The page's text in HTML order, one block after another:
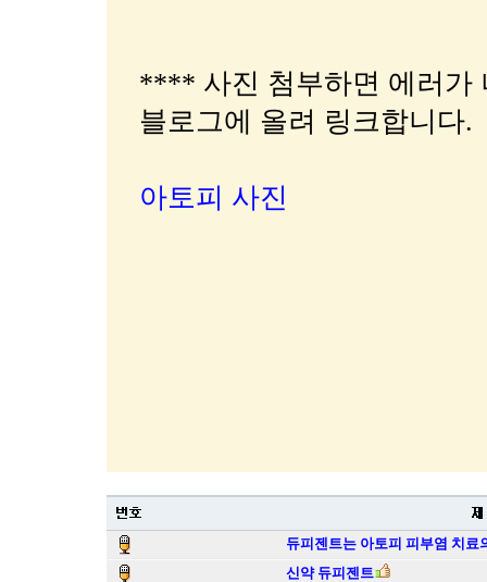
**** 사진 첨부하면 에러가
블로그에 올려 링크합니다.
아토피 사진
듀피젠트는 아토피 피부염 치료
신약 듀피젠트